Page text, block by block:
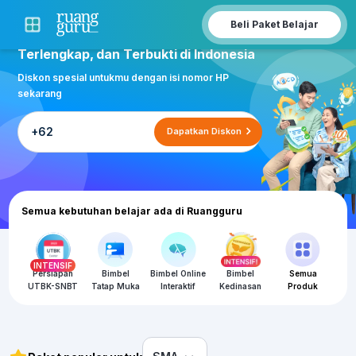
Beli Paket Belajar
Bimbel Online & Offline Terbesar,
Terlengkap, dan Terbukti di Indonesia
Diskon spesial untukmu dengan isi nomor HP
sekarang
Dapatkan Diskon
Semua kebutuhan belajar ada di Ruangguru
INTENSIF
Persiapan
UTBK-SNBT
Bimbel
Tatap Muka
Bimbel Online
Interaktif
Bimbel
Kedinasan
Semua
Produk